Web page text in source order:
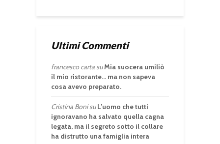
Ultimi Commenti
francesco cartasuMia suocera umiliò
il mio ristorante… ma non sapeva
cosa avevo preparato.
Cristina BonisuL’uomo che tutti
ignoravano ha salvato quella cagna
legata, ma il segreto sotto il collare
ha distrutto una famiglia intera